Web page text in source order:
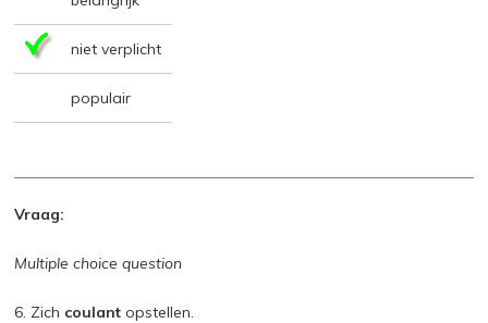
niet verplicht
populair
Vraag:
Multiple choice question
6. Zich coulant opstellen.